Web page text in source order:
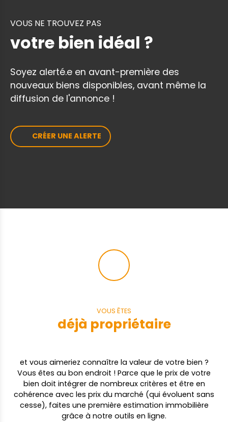
VOUS NE TROUVEZ PAS
votre bien idéal ?
Soyez alerté.e en avant-première des
nouveaux biens disponibles, avant même la
diffusion de l'annonce !
CRÉER UNE ALERTE
VOUS ÊTES
déjà propriétaire
et vous aimeriez connaître la valeur de votre bien ?
Vous êtes au bon endroit ! Parce que le prix de votre
bien doit intégrer de nombreux critères et être en
cohérence avec les prix du marché (qui évoluent sans
cesse), faites une première estimation immobilière
grâce à notre outils en ligne.